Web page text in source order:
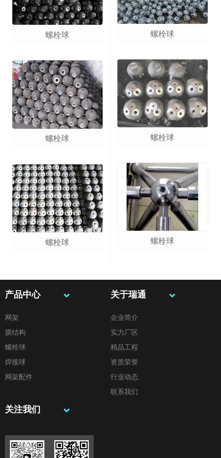
螺栓球
螺栓球
螺栓球
螺栓球
螺栓球
螺栓球
产品中心
网架
膜结构
螺栓球
焊接球
网架配件
关于瑞通
企业简介
实力厂区
精品工程
资质荣誉
行业动态
联系我们
关注我们